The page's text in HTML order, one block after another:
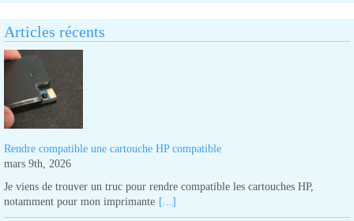
Articles récents
Rendre compatible une cartouche HP compatible
mars 9th, 2026
Je viens de trouver un truc pour rendre compatible les cartouches HP,
notamment pour mon imprimante [...]